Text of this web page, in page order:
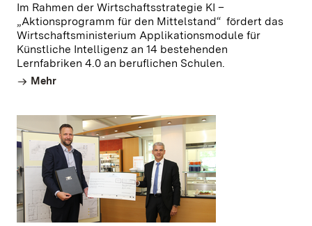
Im Rahmen der Wirtschaftsstrategie KI –
„Aktionsprogramm für den Mittelstand“ fördert das
Wirtschaftsministerium Applikationsmodule für
Künstliche Intelligenz an 14 bestehenden
Lernfabriken 4.0 an beruflichen Schulen.
Mehr